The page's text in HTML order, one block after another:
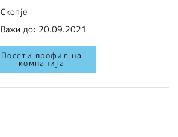
Скопје
Важи до: 20.09.2021
Посети профил на
компанија